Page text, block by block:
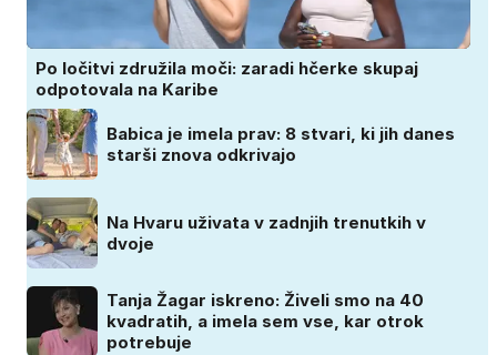
Po ločitvi združila moči: zaradi hčerke skupaj
odpotovala na Karibe
Babica je imela prav: 8 stvari, ki jih danes
starši znova odkrivajo
Na Hvaru uživata v zadnjih trenutkih v
dvoje
Tanja Žagar iskreno: Živeli smo na 40
kvadratih, a imela sem vse, kar otrok
potrebuje